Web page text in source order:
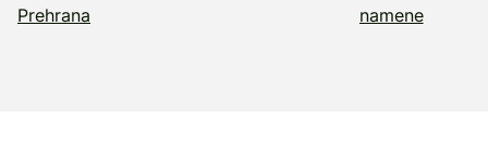
Prehrana
namene